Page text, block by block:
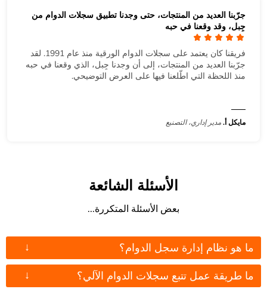
جرّبنا العديد من المنتجات، حتى وجدنا تطبيق سجلات الدوام من
جِبل، وقد وقعنا في حبه
فريقنا كان يعتمد على سجلات الدوام الورقية منذ عام 1991. لقد
جرّبنا العديد من المنتجات، إلى أن وجدنا جِبل، الذي وقعنا في حبه
منذ اللحظة التي اطّلعنا فيها على العرض التوضيحي.
مايكل أ.مدير إداري، التصنيع
الأسئلة الشائعة
بعض الأسئلة المتكررة...
ما هو نظام إدارة سجل الدوام؟ ↓
ما طريقة عمل تتبع سجلات الدوام الآلي؟ ↓